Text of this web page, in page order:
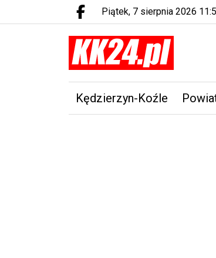
Facebook.com
piątek, 7 sierpnia 2026
Kędzierzyn-Koźle